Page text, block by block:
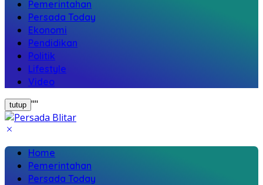
Pemerintahan
Persada Today
Ekonomi
Pendidikan
Politik
Lifestyle
Video
tutup ""
Home
Pemerintahan
Persada Today